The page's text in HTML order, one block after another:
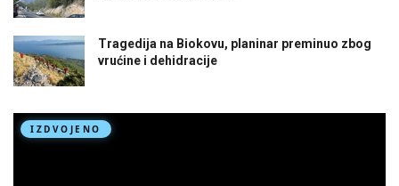
Tragedija na Biokovu, planinar preminuo zbog
vrućine i dehidracije